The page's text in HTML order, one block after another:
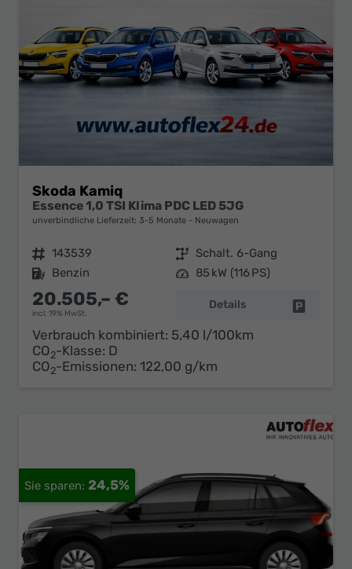
Skoda Kamiq
Essence 1,0 TSI Klima PDC LED 5JG
unverbindliche Lieferzeit: 3-5 Monate Neuwagen
Fahrzeugnr. 143539 Getriebe Schalt. 6-Gang
Kraftstoff Benzin Leistung 85 kW (116 PS)
20.505,– €
incl. 19% MwSt.
Details
Verbrauch kombiniert: 5,40 l/100km
CO2-Klasse: D
CO2-Emissionen: 122,00 g/km
24,5%